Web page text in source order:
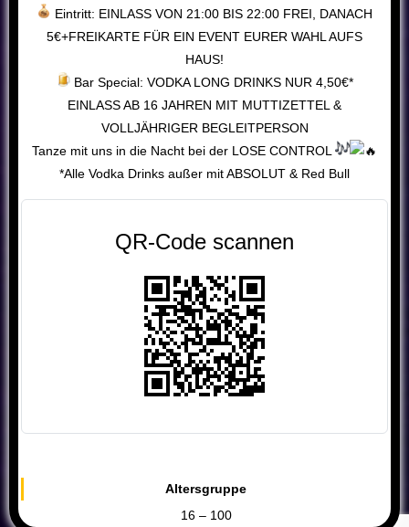
Eintritt: EINLASS VON 21:00 BIS 22:00 FREI, DANACH
5€+FREIKARTE FÜR EIN EVENT EURER WAHL AUFS
HAUS!
Bar Special: VODKA LONG DRINKS NUR 4,50€*
EINLASS AB 16 JAHREN MIT MUTTIZETTEL &
VOLLJÄHRIGER BEGLEITPERSON
Tanze mit uns in die Nacht bei der LOSE CONTROL
*Alle Vodka Drinks außer mit ABSOLUT & Red Bull
QR-Code scannen
Altersgruppe
16 – 100